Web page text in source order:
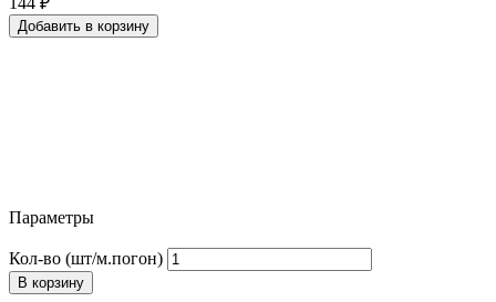
Добавить в корзину
Параметры
Кол-во (шт/м.погон)
В корзину